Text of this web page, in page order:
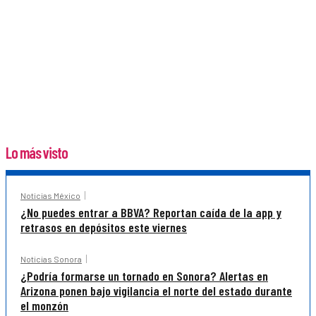
Lo más visto
Noticias México
¿No puedes entrar a BBVA? Reportan caída de la app y
retrasos en depósitos este viernes
Noticias Sonora
¿Podría formarse un tornado en Sonora? Alertas en
Arizona ponen bajo vigilancia el norte del estado durante
el monzón